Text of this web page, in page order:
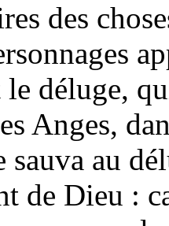
des
le déluge,
Anges,
sauva au
de Dieu :